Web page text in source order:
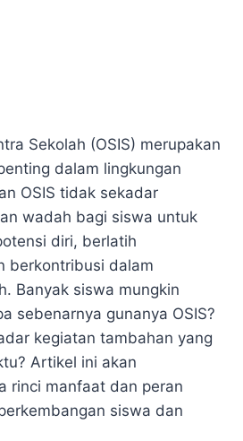
Sekolah (OSIS) merupakan
dalam lingkungan
OSIS tidak sekadar
wadah bagi siswa untuk
diri, berlatih
berkontribusi dalam
Banyak siswa mungkin
sebenarnya gunanya OSIS?
kegiatan tambahan yang
Artikel ini akan
rinci manfaat dan peran
siswa dan